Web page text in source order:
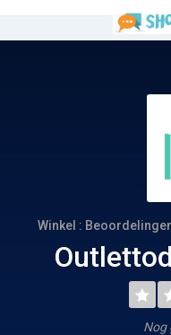
Winkel :
Nog